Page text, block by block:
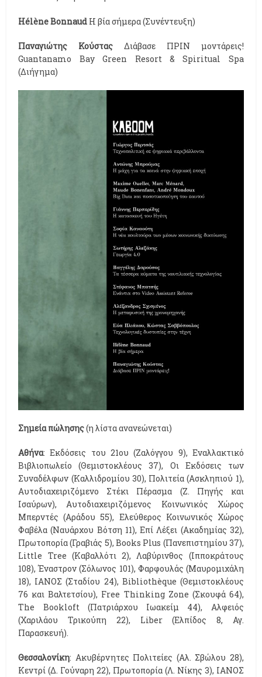
Hélène Bonnaud Η βία σήμερα (Συνέντευξη)
Παναγιώτης Κούστας Διάβασε ΠΡΙΝ μοντάρεις!
Guantanamo Bay Green Resort & Spiritual Spa
(Διήγημα)
Σημεία πώλησης(η λίστα ανανεώνεται)
Αθήνα: Εκδόσεις του 21ου (Ζαλόγγου 9), Εναλλακτικό
Βιβλιοπωλείο (Θεμιστοκλέους 37), Οι Εκδόσεις των
Συναδέλφων (Καλλιδρομίου 30), Πολιτεία (Ασκληπιού 1),
Αυτοδιαχειριζόμενο Στέκι Πέρασμα (Ζ. Πηγής και
Ισαύρων), Αυτοδιαχειριζόμενος Κοινωνικός Χώρος
Μπερντές (Αράδου 55), Ελεύθερος Κοινωνικός Χώρος
Φαβέλα (Ναυάρχου Βότση 11), Επί Λέξει (Ακαδημίας 32),
Πρωτοπορία (Γραβιάς 5), Βοοks Plus (Πανεπιστημίου 37),
Little Tree (Καβαλλότι 2), Λαβύρινθος (Ιπποκράτους
108), Έναστρον (Σόλωνος 101), Φαρφουλάς (Μαυρομιχάλη
18), ΙΑΝΟΣ (Σταδίου 24), Bibliothèque (Θεμιστοκλέους
76 και Βαλτετσίου), Free Thinking Zone (Σκουφά 64),
The Bookloft (Πατριάρχου Ιωακείμ 44), Αλφειός
(Χαριλάου Τρικούπη 22), Liber (Ελπίδος 8, Αγ.
Παρασκευή).
Θεσσαλονίκη: Ακυβέρνητες Πολιτείες (Αλ. Σβώλου 28),
Κεντρί (Δ. Γούναρη 22), Πρωτοπορία (Λ. Νίκης 3), ΙΑΝΟΣ